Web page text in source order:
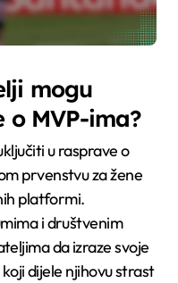
mogu
MVP-ima?
u rasprave o
prvenstvu za žene
platformi.
i društvenim
da izraze svoje
dijele njihovu strast